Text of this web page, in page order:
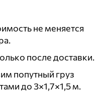
не меняется
после доставки.
попутный груз
до 3×1,7×1,5 м.